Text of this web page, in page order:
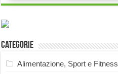
Categorie
Alimentazione, Sport e Fitness